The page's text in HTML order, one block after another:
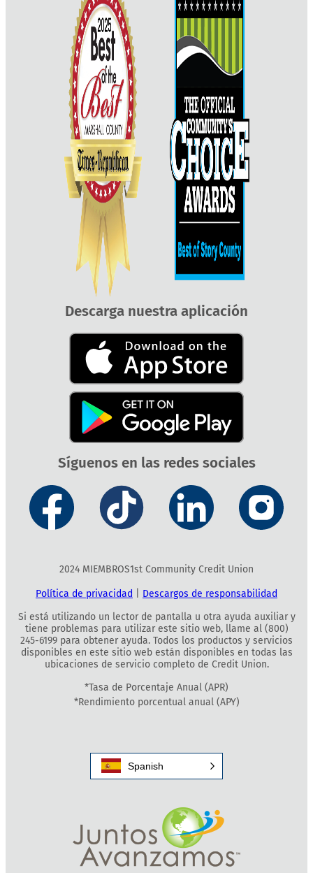
Descarga nuestra aplicación
Síguenos en las redes sociales
2024 MIEMBROS1st Community Credit Union
Política de privacidad
Descargos de responsabilidad
Si está utilizando un lector de pantalla u otra ayuda auxiliar y
tiene problemas para utilizar este sitio web, llame al (800)
245-6199 para obtener ayuda. Todos los productos y servicios
disponibles en este sitio web están disponibles en todas las
ubicaciones de servicio completo de Credit Union.
*Tasa de Porcentaje Anual (APR)
*Rendimiento porcentual anual (APY)
Spanish